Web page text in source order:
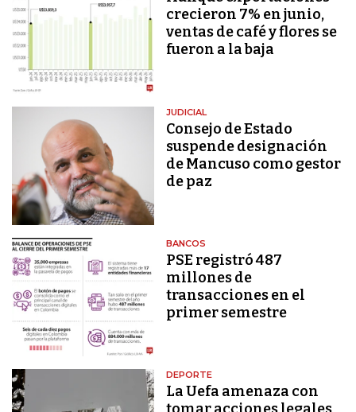
crecieron 7% en junio,
ventas de café y flores se
fueron a la baja
JUDICIAL
Consejo de Estado
suspende designación
de Mancuso como gestor
de paz
BANCOS
PSE registró 487
millones de
transacciones en el
primer semestre
DEPORTE
La Uefa amenaza con